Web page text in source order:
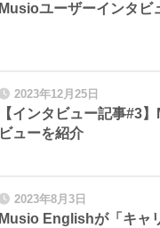
Musioユーザーインタ
2023年12月25日
【インタビュー記事#3
ビューを紹介
2023年8月3日
Musio Englishが「キャ